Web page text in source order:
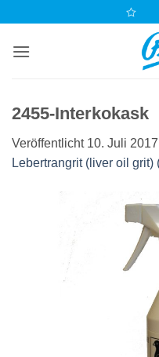
springen
2455-Interkokask
Veröffentlicht 10. Juli 2017
Lebertrangrit (liver oil grit)